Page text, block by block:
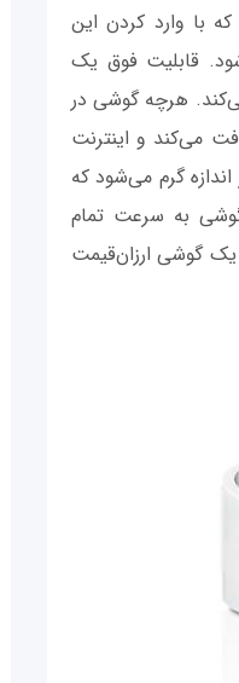
با وارد کردن این
قابلیت فوق یک
هرچه گوشی در
می‌کند و اینترنت
گرم می‌شود که
به سرعت تمام
گوشی ارزان‌قیمت